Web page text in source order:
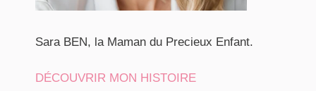
Sara BEN, la Maman du Precieux Enfant.
DÉCOUVRIR MON HISTOIRE